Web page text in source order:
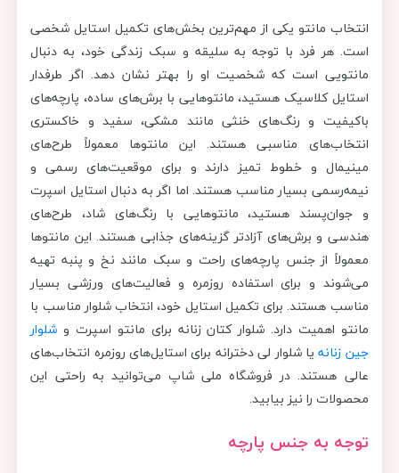
انتخاب مانتو یکی از مهم‌ترین بخش‌های تکمیل استایل شخصی
است. هر فرد با توجه به سلیقه و سبک زندگی خود، به دنبال
مانتویی است که شخصیت او را بهتر نشان دهد. اگر طرفدار
استایل کلاسیک هستید، مانتوهایی با برش‌های ساده، پارچه‌های
باکیفیت و رنگ‌های خنثی مانند مشکی، سفید و خاکستری
انتخاب‌های مناسبی هستند. این مانتوها معمولاً طرح‌های
مینیمال و خطوط تمیز دارند و برای موقعیت‌های رسمی و
نیمه‌رسمی بسیار مناسب هستند. اما اگر به دنبال استایل اسپرت
و جوان‌پسند هستید، مانتوهایی با رنگ‌های شاد، طرح‌های
هندسی و برش‌های آزادتر گزینه‌های جذابی هستند. این مانتوها
معمولاً از جنس پارچه‌های راحت و سبک مانند نخ و پنبه تهیه
می‌شوند و برای استفاده روزمره و فعالیت‌های ورزشی بسیار
مناسب هستند. برای تکمیل استایل خود، انتخاب شلوار مناسب با
مانتو اهمیت دارد. شلوار کتان زنانه برای مانتو اسپرت و شلوار
جین زنانهیا شلوار لی دخترانه برای استایل‌های روزمره انتخاب‌های
عالی هستند. در فروشگاه ملی شاپ می‌توانید به راحتی این
محصولات را نیز بیابید.
توجه به جنس پارچه